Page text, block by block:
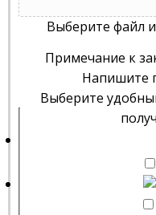
Выберите файл
Примечание к
Напишите
Выберите